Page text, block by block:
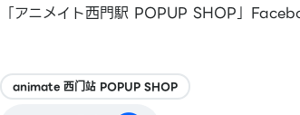
「アニメイト西門駅 POPUP SHOP」
animate 西门站 POPUP SHOP